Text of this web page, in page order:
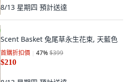
8/13 星期四 預計送達
Scent Basket 兔尾草永生花束, 天藍色
首購折扣價 47%$399
$210